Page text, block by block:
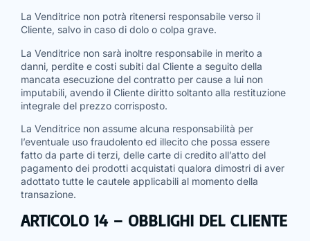
La Venditrice non potrà ritenersi responsabile verso il
Cliente, salvo in caso di dolo o colpa grave.
La Venditrice non sarà inoltre responsabile in merito a
danni, perdite e costi subiti dal Cliente a seguito della
mancata esecuzione del contratto per cause a lui non
imputabili, avendo il Cliente diritto soltanto alla restituzione
integrale del prezzo corrisposto.
La Venditrice non assume alcuna responsabilità per
l’eventuale uso fraudolento ed illecito che possa essere
fatto da parte di terzi, delle carte di credito all’atto del
pagamento dei prodotti acquistati qualora dimostri di aver
adottato tutte le cautele applicabili al momento della
transazione.
ARTICOLO 14 – OBBLIGHI DEL CLIENTE